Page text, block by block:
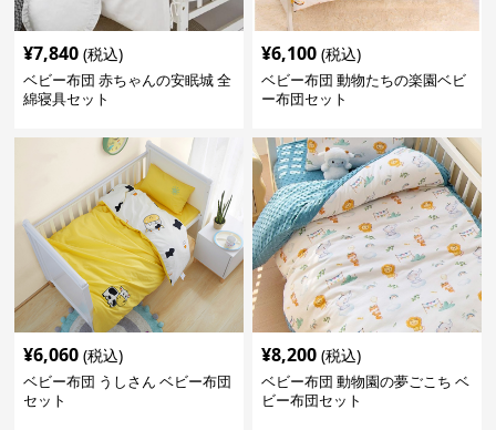
¥7,840 (税込)
ベビー布団 赤ちゃんの安眠城 全
綿寝具セット
¥6,100 (税込)
ベビー布団 動物たちの楽園ベビ
ー布団セット
¥6,060 (税込)
ベビー布団 うしさん ベビー布団
セット
¥8,200 (税込)
ベビー布団 動物園の夢ごこち ベ
ビー布団セット